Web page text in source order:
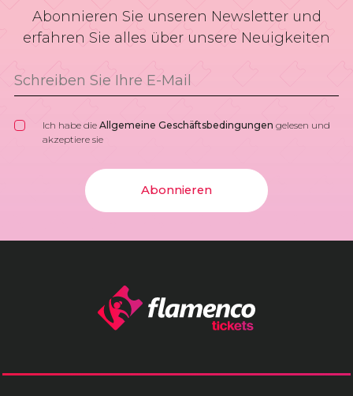
Abonnieren Sie unseren Newsletter und
erfahren Sie alles über unsere Neuigkeiten
Ich habe die Allgemeine Geschäftsbedingungen gelesen und
akzeptiere sie
Abonnieren